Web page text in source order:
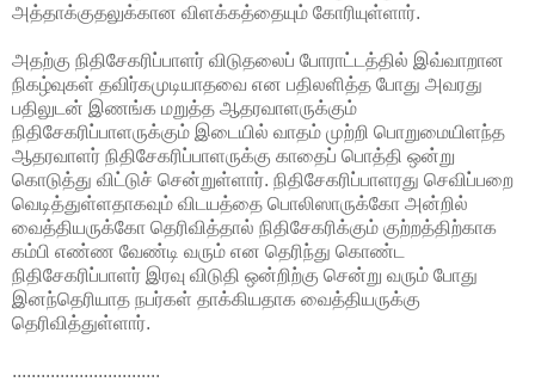
அத்தாக்குதலுக்கான விளக்கத்தையும் கோரியுள்ளார்.
அதற்கு நிதிசேகரிப்பாளர் விடுதலைப் போராட்டத்தில் இவ்வாறான
நிகழ்வுகள் தவிர்கமுடியாதவை என பதிலளித்த போது அவரது
பதிலுடன் இணங்க மறுத்த ஆதரவாளருக்கும்
நிதிசேகரிப்பாளருக்கும் இடையில் வாதம் முற்றி பொறுமையிளந்த
ஆதரவாளர் நிதிசேகரிப்பாளருக்கு காதைப் பொத்தி ஒன்று
கொடுத்து விட்டுச் சென்றுள்ளார். நிதிசேகரிப்பாளரது செவிப்பறை
வெடித்துள்ளதாகவும் விடயத்தை பொலிஸாருக்கோ அன்றில்
வைத்தியருக்கோ தெரிவித்தால் நிதிசேகரிக்கும் குற்றத்திற்காக
கம்பி எண்ண வேண்டி வரும் என தெரிந்து கொண்ட
நிதிசேகரிப்பாளர் இரவு விடுதி ஒன்றிற்கு சென்று வரும் போது
இனந்தெரியாத நபர்கள் தாக்கியதாக வைத்தியருக்கு
தெரிவித்துள்ளார்.
...............................